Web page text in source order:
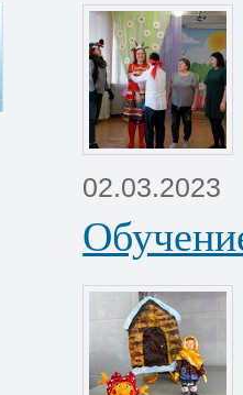
02.03.2023